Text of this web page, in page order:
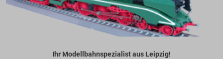
Ihr Modellbahnspezialist aus Leipzig!